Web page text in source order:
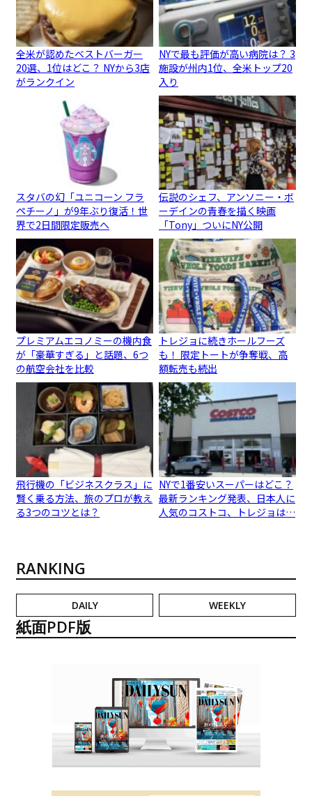
全米が認めたベストバーガー
20選、1位はどこ？ NYから3店
がランクイン
NYで最も評価が高い病院は？ 3
施設が州内1位、全米トップ20
入り
スタバの幻「ユニコーン フラ
ペチーノ」が9年ぶり復活！世
界で2日間限定販売へ
伝説のシェフ、アンソニー・ボ
ーデインの青春を描く映画
「Tony」ついにNY公開
プレミアムエコノミーの機内食
が「豪華すぎる」と話題、6つ
の航空会社を比較
トレジョに続きホールフーズ
も！ 限定トートが争奪戦、高
額転売も続出
飛行機の「ビジネスクラス」に
賢く乗る方法、旅のプロが教え
る3つのコツとは？
NYで1番安いスーパーはどこ？
最新ランキング発表、日本人に
人気のコストコ、トレジョは…
RANKING
DAILY WEEKLY
紙面PDF版